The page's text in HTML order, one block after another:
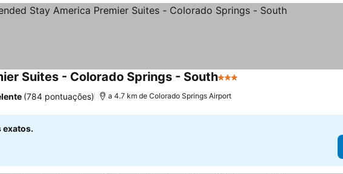
Suites - Colorado Springs - South3 Estrelas
(784 pontuações) a 4.7 km de Colorado Springs Airport
exatos.